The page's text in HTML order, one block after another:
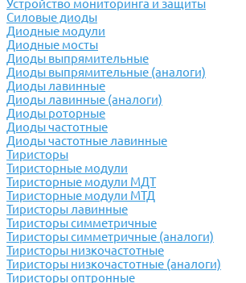
Устройство мониторинга и защиты
Силовые диоды
Диодные модули
Диодные мосты
Диоды выпрямительные
Диоды выпрямительные (аналоги)
Диоды лавинные
Диоды лавинные (аналоги)
Диоды роторные
Диоды частотные
Диоды частотные лавинные
Тиристоры
Тиристорные модули
Тиристорные модули МДТ
Тиристорные модули МТД
Тиристоры лавинные
Тиристоры симметричные
Тиристоры симметричные (аналоги)
Тиристоры низкочастотные
Тиристоры низкочастотные (аналоги)
Тиристоры оптронные